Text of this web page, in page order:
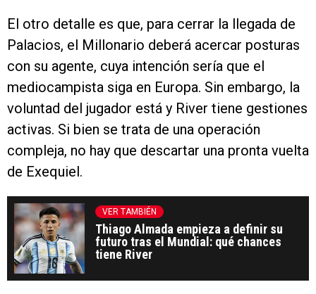
El otro detalle es que, para cerrar la llegada de
Palacios, el Millonario deberá acercar posturas
con su agente, cuya intención sería que el
mediocampista siga en Europa. Sin embargo, la
voluntad del jugador está y River tiene gestiones
activas. Si bien se trata de una operación
compleja, no hay que descartar una pronta vuelta
de Exequiel.
VER TAMBIÉN
Thiago Almada empieza a definir su
futuro tras el Mundial: qué chances
tiene River